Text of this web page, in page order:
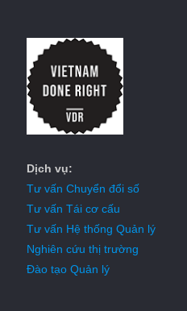
Dịch vụ:
Tư vấn Chuyển đổi số
Tư vấn Tái cơ cấu
Tư vấn Hệ thống Quản lý
Nghiên cứu thị trường
Đào tạo Quản lý